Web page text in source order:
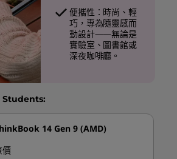
便攜性：時尚、輕
巧，專為隨靈感而
動設計——無論是
實驗室、圖書館或
深夜咖啡廳。
Students:
14 Gen 9 (AMD)
價